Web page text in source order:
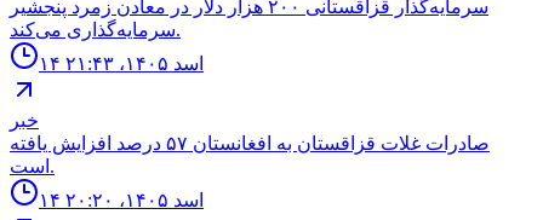
سرمایه‌گذار قزاقستانی ۲۰۰ هزار دلار در معادن زمرد پنجشیر
سرمایه‌گذاری می‌کند.
۱۴ اسد ۱۴۰۵، ۲۱:۴۳
خبر
صادرات غلات قزاقستان به افغانستان ۵۷ درصد افزایش یافته
است.
۱۴ اسد ۱۴۰۵، ۲۰:۲۰